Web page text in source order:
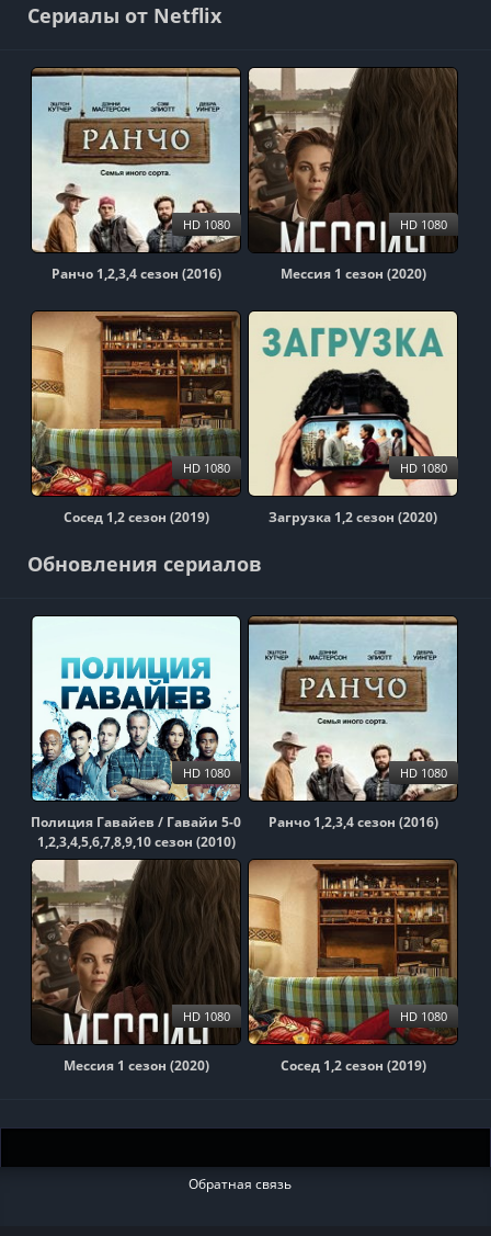
Сериалы от Netflix
Ранчо 1,2,3,4 сезон (2016)
HD 1080
Мессия 1 сезон (2020)
HD 1080
Сосед 1,2 сезон (2019)
HD 1080
Загрузка 1,2 сезон (2020)
HD 1080
Обновления сериалов
Полиция Гавайев / Гавайи 5-0
1,2,3,4,5,6,7,8,9,10 сезон (2010)
HD 1080
Ранчо 1,2,3,4 сезон (2016)
HD 1080
Мессия 1 сезон (2020)
HD 1080
Сосед 1,2 сезон (2019)
HD 1080
Обратная связь